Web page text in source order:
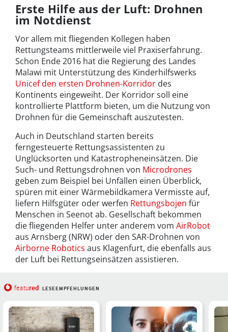
Erste Hilfe aus der Luft: Drohnen
im Notdienst
Vor allem mit fliegenden Kollegen haben
Rettungsteams mittlerweile viel Praxiserfahrung.
Schon Ende 2016 hat die Regierung des Landes
Malawi mit Unterstützung des Kinderhilfswerks
Unicef den ersten Drohnen-Korridor des
Kontinents eingeweiht. Der Korridor soll eine
kontrollierte Plattform bieten, um die Nutzung von
Drohnen für die Gemeinschaft auszutesten.
Auch in Deutschland starten bereits
ferngesteuerte Rettungsassistenten zu
Unglücksorten und Katastropheneinsätzen. Die
Such- und Rettungsdrohnen von Microdrones
geben zum Beispiel bei Unfällen einen Überblick,
spüren mit einer Wärmebildkamera Vermisste auf,
liefern Hilfsgüter oder werfen Rettungsbojen für
Menschen in Seenot ab. Gesellschaft bekommen
die fliegenden Helfer unter anderem vom AirRobot
aus Arnsberg (NRW) oder den SAR-Drohnen von
Airborne Robotics aus Klagenfurt, die ebenfalls aus
der Luft bei Rettungseinsätzen assistieren.
featured LESEEMPFEHLUNGEN